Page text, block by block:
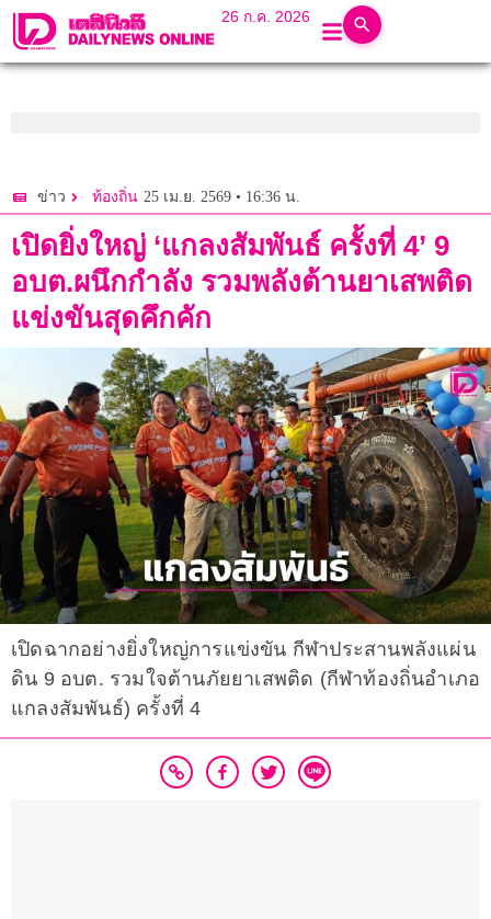
26 ก.ค. 2026
ข่าว ท้องถิ่น 25 เม.ย. 2569 • 16:36 น.
เปิดยิ่งใหญ่ ‘แกลงสัมพันธ์ ครั้งที่ 4’ 9
อบต.ผนึกกำลัง รวมพลังต้านยาเสพติด
แข่งขันสุดคึกคัก
เปิดฉากอย่างยิ่งใหญ่การแข่งขัน กีฬาประสานพลังแผ่น
ดิน 9 อบต. รวมใจต้านภัยยาเสพติด (กีฬาท้องถิ่นอำเภอ
แกลงสัมพันธ์) ครั้งที่ 4